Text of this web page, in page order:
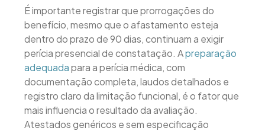
É importante registrar que prorrogações do
benefício, mesmo que o afastamento esteja
dentro do prazo de 90 dias, continuam a exigir
perícia presencial de constatação. Apreparação
adequadapara a perícia médica, com
documentação completa, laudos detalhados e
registro claro da limitação funcional, é o fator que
mais influencia o resultado da avaliação.
Atestados genéricos e sem especificação